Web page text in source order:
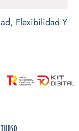
Flexibilidad Y